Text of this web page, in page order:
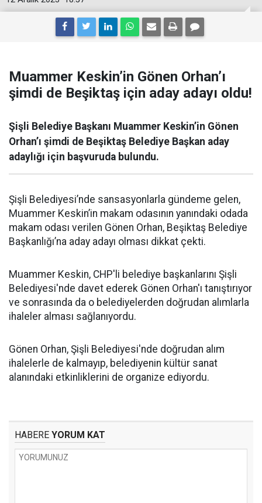
Muammer Keskin’in Gönen Orhan’ı
şimdi de Beşiktaş için aday adayı oldu!
Şişli Belediye Başkanı Muammer Keskin’in Gönen
Orhan’ı şimdi de Beşiktaş Belediye Başkan aday
adaylığı için başvuruda bulundu.
Şişli Belediyesi’nde sansasyonlarla gündeme gelen,
Muammer Keskin’in makam odasının yanındaki odada
makam odası verilen Gönen Orhan, Beşiktaş Belediye
Başkanlığı’na aday adayı olması dikkat çekti.
Muammer Keskin, CHP'li belediye başkanlarını Şişli
Belediyesi'nde davet ederek Gönen Orhan'ı tanıştırıyor
ve sonrasında da o belediyelerden doğrudan alımlarla
ihaleler alması sağlanıyordu.
Gönen Orhan, Şişli Belediyesi'nde doğrudan alım
ihalelerle de kalmayıp, belediyenin kültür sanat
alanındaki etkinliklerini de organize ediyordu.
HABERE YORUM KAT